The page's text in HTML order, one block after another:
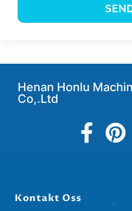
Henan Honlu
Co,.Ltd
Kontakt Oss